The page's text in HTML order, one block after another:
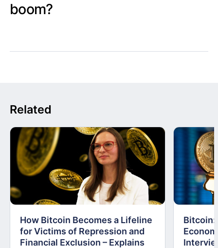
boom?
Related
How Bitcoin Becomes a Lifeline
for Victims of Repression and
Financial Exclusion – Explains
Bitcoin: